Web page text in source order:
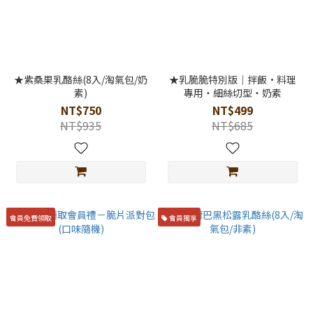
★紫桑果乳酪絲(8入/淘氣包/奶
素)
NT$750
NT$935
★乳脆脆特別版｜拌飯·料理
專用・細絲切型・奶素
NT$499
NT$685
會員免費領取 會員獨享